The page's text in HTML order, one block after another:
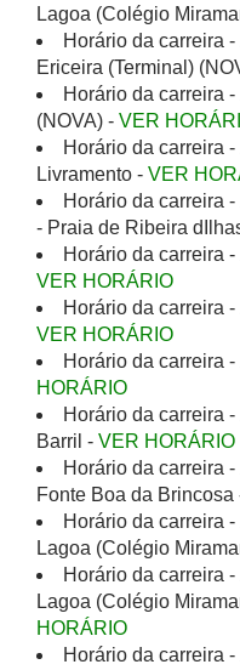
Lagoa (Colégio
Horário da carreira
Ericeira (Terminal)
Horário da carreira
(NOVA) - VER
Horário da carreira
Livramento - VER
Horário da carreira
- Praia de Ribeira
Horário da carreira
VER HORÁRIO
Horário da carreira
VER HORÁRIO
Horário da carreira
HORÁRIO
Horário da carreira
Barril - VER HORÁRIO
Horário da carreira
Fonte Boa da Brincosa
Horário da carreira
Lagoa (Colégio
Horário da carreira
Lagoa (Colégio
HORÁRIO
Horário da carreira